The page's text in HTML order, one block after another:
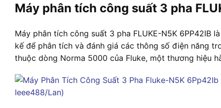
Máy phân tích công suất 3 pha
Máy phân tích công suất 3 pha FLUKE-N5K
kế để phân tích và đánh giá các thông số điện năng
thuộc dòng Norma 5000 của Fluke, một thương hiệu